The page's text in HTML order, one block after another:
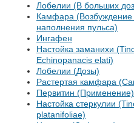
Лобелии (В больших
Камфара
наполнения пульса)
Ингафен
Настойка заманихи
Echinopanacis elati)
Лобелии (Дозы)
Растертая камфара
Первитин (Применение)
Настойка стеркулии
platanifoliae)